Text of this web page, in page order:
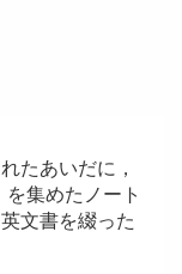
たあいだに，
集めたノート
文書を綴った